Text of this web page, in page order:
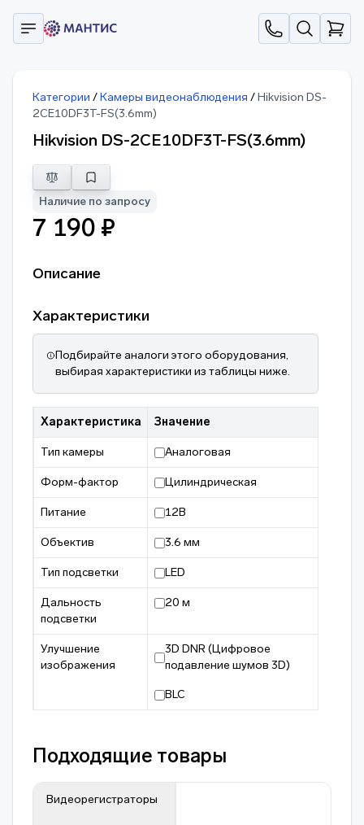
Категории /Камеры видеонаблюдения /Hikvision DS-
2CE10DF3T-FS(3.6mm)
Hikvision DS-2CE10DF3T-FS(3.6mm)
Наличие по запросу
7 190 ₽
Описание
Характеристики
Подбирайте аналоги этого оборудования,
выбирая характеристики из таблицы ниже.
Характеристика Значение
Тип камеры Аналоговая
Форм-фактор Цилиндрическая
Питание 12В
Объектив 3.6 мм
Тип подсветки LED
Дальность
подсветки
20 м
Улучшение
изображения
3D DNR (Цифровое
подавление шумов 3D)
BLC
Подходящие товары
Видеорегистраторы